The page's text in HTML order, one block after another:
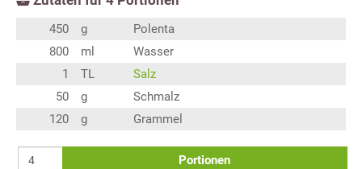
450 g
Polenta
800
ml
Wasser
1
TL
Salz
50
g
Schmalz
120
g Grammel
Portionen